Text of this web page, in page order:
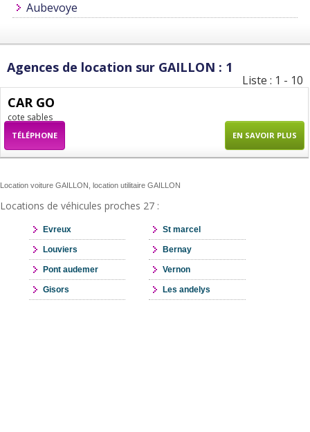
Aubevoye
Agences de location sur GAILLON : 1
Liste : 1 - 10
CAR GO
cote sables
TÉLÉPHONE EN SAVOIR PLUS
Location voiture GAILLON, location utilitaire GAILLON
Locations de véhicules proches 27 :
Evreux St marcel
Louviers Bernay
Pont audemer Vernon
Gisors Les andelys